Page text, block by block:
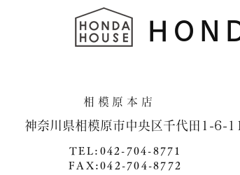
相模原本
神奈川県相模原市中央区千代
TEL:042-704-8771
FAX:042-704-8772